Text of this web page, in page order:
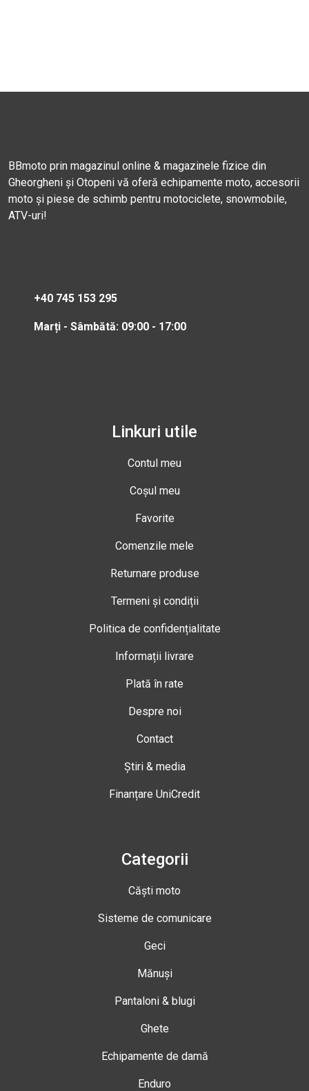
BBmoto prin magazinul online & magazinele fizice din
Gheorgheni și Otopeni vă oferă echipamente moto, accesorii
moto și piese de schimb pentru motociclete, snowmobile,
ATV-uri!
+40 745 153 295
Marți - Sâmbătă: 09:00 - 17:00
Linkuri utile
Contul meu
Coșul meu
Favorite
Comenzile mele
Returnare produse
Termeni și condiții
Politica de confidențialitate
Informații livrare
Plată în rate
Despre noi
Contact
Știri & media
Finanțare UniCredit
Categorii
Căști moto
Sisteme de comunicare
Geci
Mănuși
Pantaloni & blugi
Ghete
Echipamente de damă
Enduro